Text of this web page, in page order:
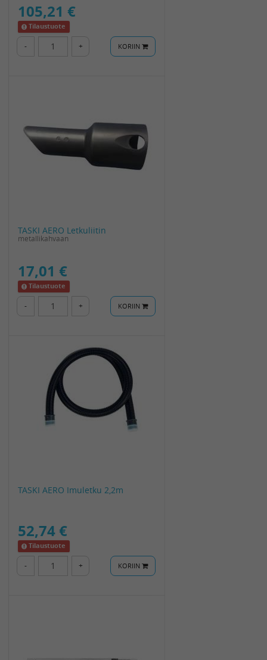
105,21 €
Tilaustuote
- + KORIIN
TASKI AERO Letkuliitin
metallikahvaan
17,01 €
Tilaustuote
- + KORIIN
TASKI AERO Imuletku 2,2m
52,74 €
Tilaustuote
- + KORIIN